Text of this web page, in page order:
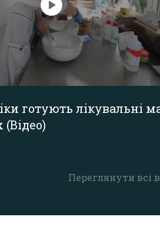
Переглянути всі
готують лікувальні